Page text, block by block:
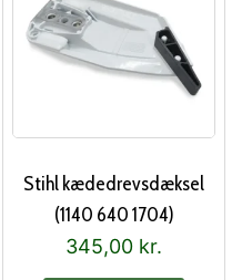
Stihl kædedrevsdæksel
(1140 640 1704)
345,00 kr.